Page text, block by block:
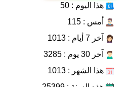
هذا اليوم : 50
أمس : 115
آخر 7 أيام : 1013
آخر 30 يوم : 3285
هذا الشهر : 1013